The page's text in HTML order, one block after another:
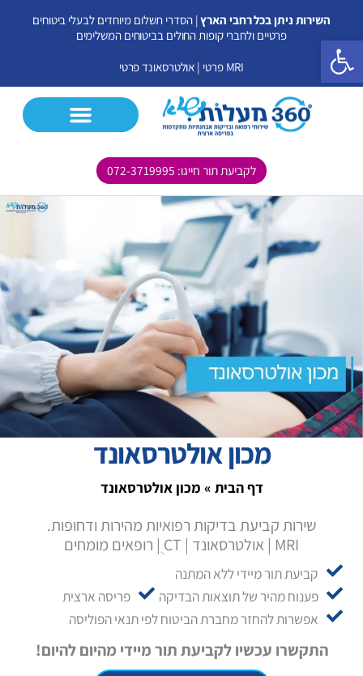
השירות ניתן בכל רחבי הארץ| הסדרי תשלום מיוחדים לבעלי ביטוחים
פרטיים ולחברי קופות החולים בביטוחים המשלימים
MRI פרטי | אולטרסאונד פרטי
לקביעת תור חייגו: 072-3719995
מכון אולטרסאונד
דף הבית » מכון אולטרסאונד
שירות קביעת בדיקות רפואיות מהירות ודחופות.
MRI | אולטרסאונד | CT ֻ| רופאים מומחים
קביעת תור מיידי ללא המתנה
פענוח מהיר של תוצאות הבדיקה
פריסה ארצית
אפשרות להחזר מחברת הביטוח לפי תנאי הפוליסה
התקשרו עכשיו לקביעת תור מיידי מהיום להיום!
פתח סרגל נגישות